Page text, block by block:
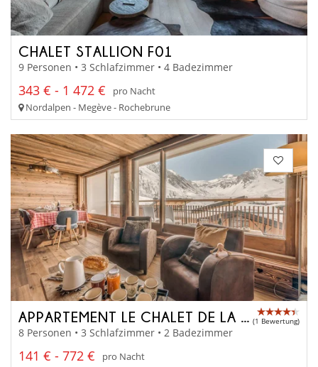
CHALET STALLION F01
9 Personen • 3 Schlafzimmer • 4 Badezimmer
343 € - 1 472 €
pro Nacht
Nordalpen - Megève - Rochebrune
APPARTEMENT LE CHALET DE LA GRANDE MOTTE (1 Bewertung)
8 Personen • 3 Schlafzimmer • 2 Badezimmer
141 € - 772 €
pro Nacht